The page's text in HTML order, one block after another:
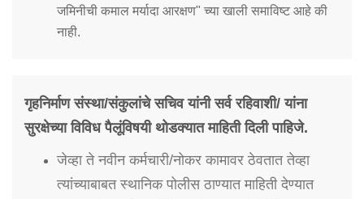
जमिनीची कमाल मर्यादा आरक्षण" च्या खाली समाविष्ट आहे की
नाही.
गृहनिर्माण संस्था/संकुलांचे सचिव यांनी सर्व रहिवाशी/ यांना
सुरक्षेच्या विविध पैलूंविषयी थोडक्यात माहिती दिली पाहिजे.
जेव्हा ते नवीन कर्मचारी/नोकर कामावर ठेवतात तेव्हा
त्यांच्याबाबत स्थानिक पोलीस ठाण्यात माहिती देण्यात